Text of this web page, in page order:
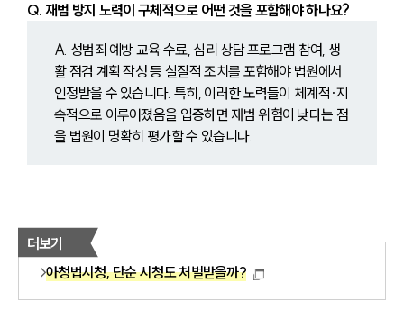
Q. 재범 방지 노력이 구체적으로 어떤 것을 포함해야 하나요?
A. 성범죄 예방 교육 수료, 심리 상담 프로그램 참여, 생
활 점검 계획 작성 등 실질적 조치를 포함해야 법원에서
인정받을 수 있습니다. 특히, 이러한 노력들이 체계적·지
속적으로 이루어졌음을 입증하면 재범 위험이 낮다는 점
을 법원이 명확히 평가할 수 있습니다.
더보기
아청법시청, 단순 시청도 처벌받을까?